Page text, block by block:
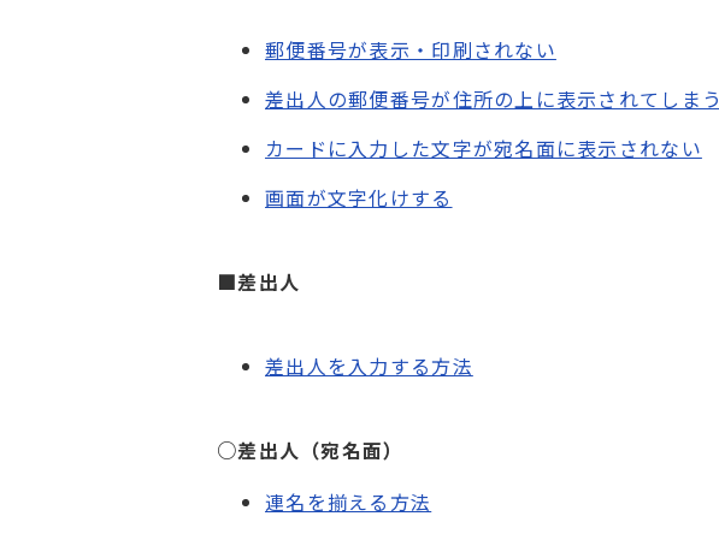
郵便番号が表示・印刷されない
差出人の郵便番号が住所の上に表示されてしまう
カードに入力した文字が宛名面に表示されない
画面が文字化けする
■差出人
差出人を入力する方法
○差出人（宛名面）
連名を揃える方法